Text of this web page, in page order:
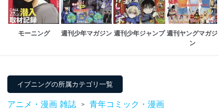
モーニング 週刊少年マガジン 週刊少年ジャンプ 週刊ヤングマガジ
ン
イブニングの所属カテゴリ一覧
アニメ・漫画 雑誌 > 青年コミック・漫画